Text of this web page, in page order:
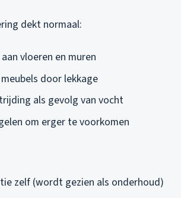
dekt normaal:
vloeren en muren
door lekkage
als gevolg van vocht
om erger te voorkomen
zelf (wordt gezien als onderhoud)